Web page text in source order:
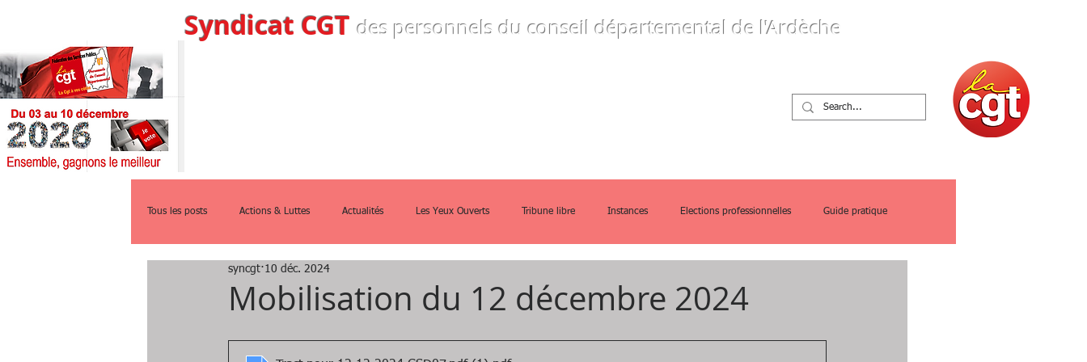
Syndicat CGT des personnels du conseil départemental de l'Ardèche
Tous les posts Actions & Luttes Actualités Les Yeux Ouverts Tribune libre Instances Elections professionnelles Guide pratique
Mobilisation du 12 décembre 2024
syncgt 10 déc. 2024